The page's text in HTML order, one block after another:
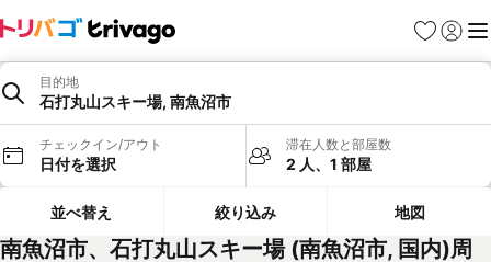
お気に入り
ログイ
メ
目的地
石打丸山スキー場, 南魚沼市
チェックイン/アウト
日付を選択
滞在人数と部屋数
2 人、1 部屋
並べ替え 絞り込み 地図
南魚沼市、石打丸山スキー場 (南魚沼市, 国内)周